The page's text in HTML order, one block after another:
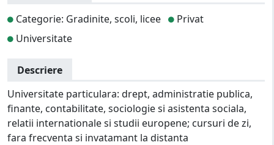
Categorie: Gradinite, scoli, licee
Privat
Universitate
Descriere
Universitate particulara: drept, administratie publica,
finante, contabilitate, sociologie si asistenta sociala,
relatii internationale si studii europene; cursuri de zi,
fara frecventa si invatamant la distanta